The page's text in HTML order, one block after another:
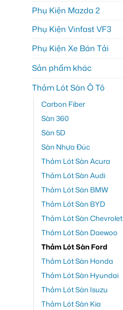
Phụ Kiện Mazda 2
Phụ Kiện Vinfast VF3
Phụ Kiện Xe Bán Tải
Sản phẩm khác
Thảm Lót Sàn Ô Tô
Carbon Fiber
Sàn 360
Sàn 5D
Sàn Nhựa Đúc
Thảm Lót Sàn Acura
Thảm Lót Sàn Audi
Thảm Lót Sàn BMW
Thảm Lót Sàn BYD
Thảm Lót Sàn Chevrolet
Thảm Lót Sàn Daewoo
Thảm Lót Sàn Ford
Thảm Lót Sàn Honda
Thảm Lót Sàn Hyundai
Thảm Lót Sàn Isuzu
Thảm Lót Sàn Kia